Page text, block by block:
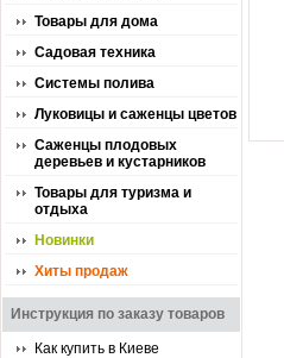
Товары для дома
Садовая техника
Системы полива
Луковицы и саженцы цветов
Саженцы плодовых
деревьев и кустарников
Товары для туризма и
отдыха
Новинки
Хиты продаж
Инструкция по заказу товаров
Как купить в Киеве